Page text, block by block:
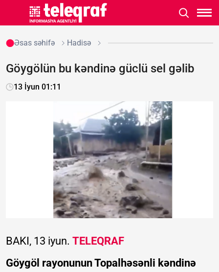
Əsas səhifə Hadisə
Göygölün bu kəndinə güclü sel gəlib
13 İyun 01:11
BAKI, 13 iyun. TELEQRAF
Göygöl rayonunun Topalhəsənli kəndinə